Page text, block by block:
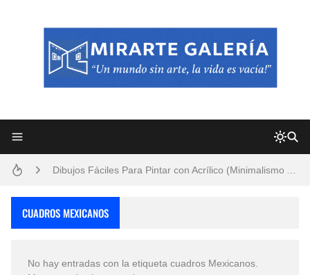
Frutas y Flores Para Colorear Imágenes
Dibujos para Colorear, una Actividad Divertida para Niños y Niñas
CUADROS MEXICANOS
No hay entradas con la etiqueta cuadros Mexicanos